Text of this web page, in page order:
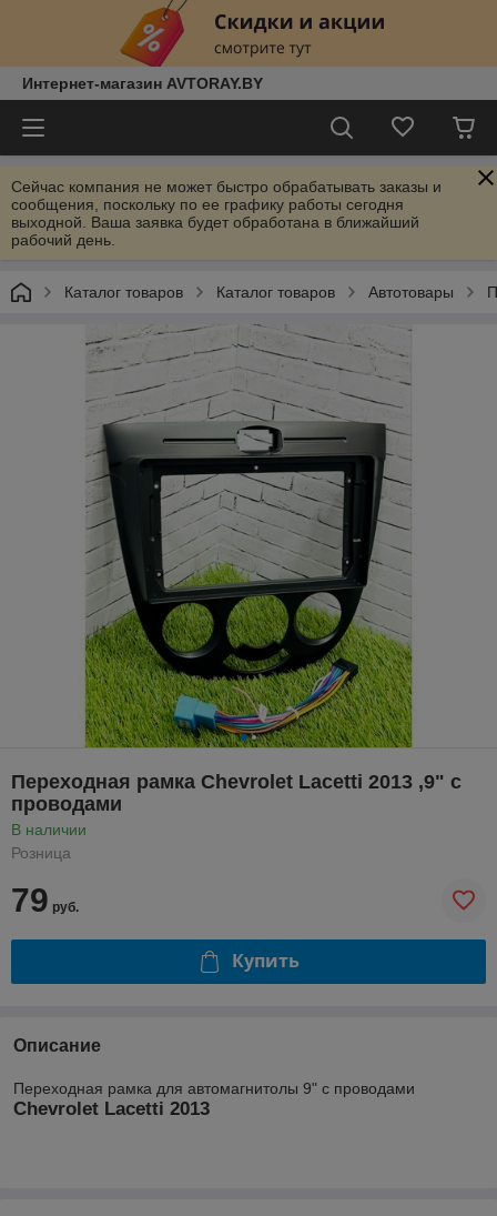
Интернет-магазин AVTORAY.BY
Сейчас компания не может быстро обрабатывать заказы и
сообщения, поскольку по ее графику работы сегодня
выходной. Ваша заявка будет обработана в ближайший
рабочий день.
Каталог товаров Каталог товаров Автотовары
Переходная рамка Chevrolet Lacetti 2013 ,9" с
проводами
В наличии
Розница
79 руб.
Купить
Описание
Переходная рамка для автомагнитолы 9" с проводами
Chevrolet Lacetti 2013